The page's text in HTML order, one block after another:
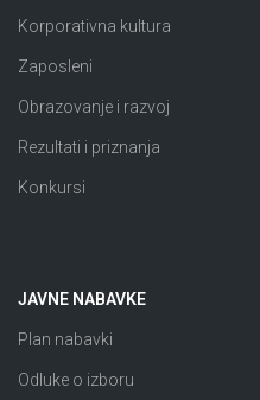
Korporativna kultura
Zaposleni
Obrazovanje i razvoj
Rezultati i priznanja
Konkursi
JAVNE NABAVKE
Plan nabavki
Odluke o izboru